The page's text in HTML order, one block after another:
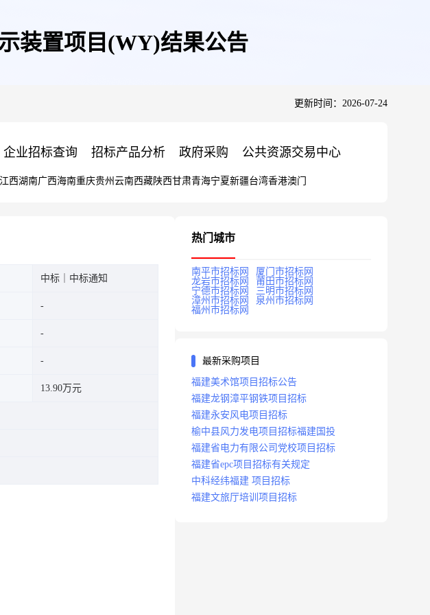
装置项目(WY)结果公告
更新时间：2026-07-24
企业招标查询 招标产品分析 政府采购 公共资源交易中心
江西湖南广西海南重庆贵州 云南西藏陕西甘肃青海宁夏新疆台湾香港澳门
中标｜中标通知
13.90万元
热门城市
南平市招标网
厦门市招标网
龙岩市招标网
莆田市招标网
宁德市招标网
三明市招标网
漳州市招标网
泉州市招标网
福州市招标网
最新采购项目
福建美术馆项目招标公告
福建龙钢漳平钢铁项目招标
福建永安风电项目招标
榆中县风力发电项目招标福建国投
福建省电力有限公司党校项目招标
福建省epc项目招标有关规定
中科经纬福建 项目招标
福建文旅厅培训项目招标